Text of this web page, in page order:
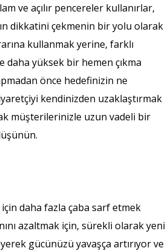
ve açılır pencereler kullanırlar,
dikkatini çekmenin bir yolu olarak
kullanmak yerine, farklı
daha yüksek bir hemen çıkma
önce hedefinizin ne
kendinizden uzaklaştırmak
müşterilerinizle uzun vadeli bir
daha fazla çaba sarf etmek
azaltmak için, sürekli olarak yeni
gücünüzü yavaşça artırıyor ve